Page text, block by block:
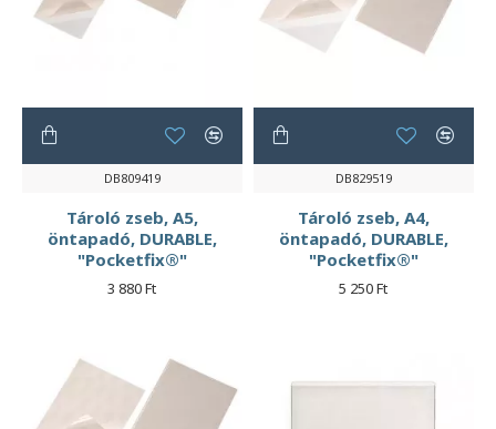
DB809419
Tároló zseb, A5,
öntapadó, DURABLE,
"Pocketfix®"
3 880 Ft
DB829519
Tároló zseb, A4,
öntapadó, DURABLE,
"Pocketfix®"
5 250 Ft